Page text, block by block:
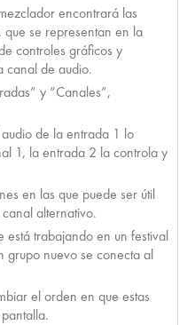
encontrará las
se representan en la
controles gráficos y
canal de audio.
y “Canales”,
de la entrada 1 lo
1, la entrada 2 la controla y
en las que puede ser útil
alternativo.
está trabajando en un festival
grupo nuevo se conecta al
el orden en que estas